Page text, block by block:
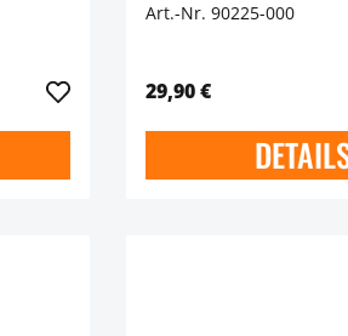
Art.-Nr. 90225-000
29,90 €